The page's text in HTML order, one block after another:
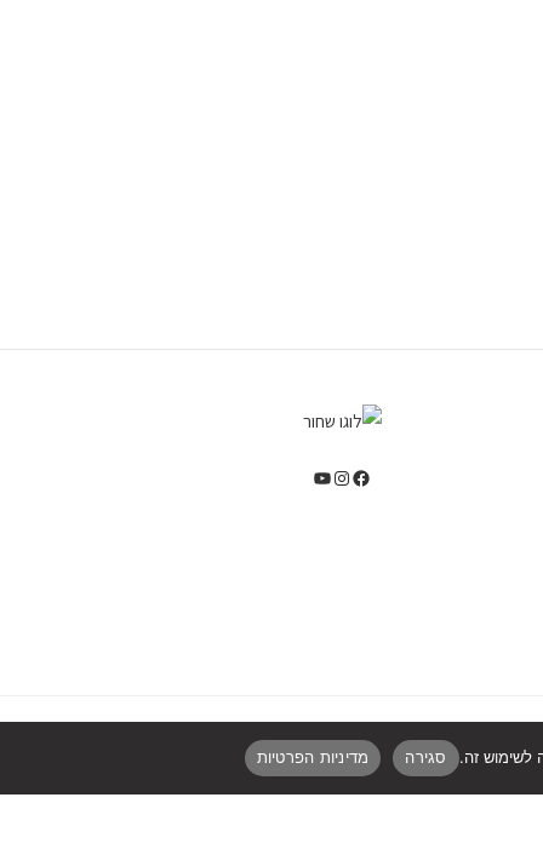
סגירה מדיניות הפרטיות